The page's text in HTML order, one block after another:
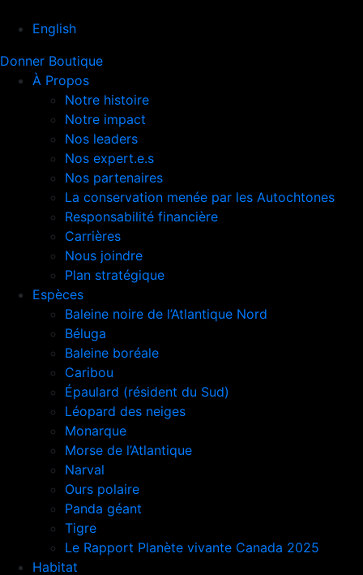
English
Donner Boutique
À Propos
Notre histoire
Notre impact
Nos leaders
Nos expert.e.s
Nos partenaires
La conservation menée par les Autochtones
Responsabilité financière
Carrières
Nous joindre
Plan stratégique
Espèces
Baleine noire de l’Atlantique Nord
Béluga
Baleine boréale
Caribou
Épaulard (résident du Sud)
Léopard des neiges
Monarque
Morse de l’Atlantique
Narval
Ours polaire
Panda géant
Tigre
Le Rapport Planète vivante Canada 2025
Habitat